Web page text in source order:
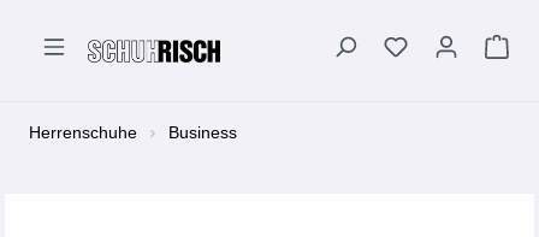
Herrenschuhe Business